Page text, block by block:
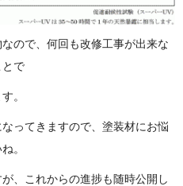
ので、何回も改修工事が出来な
とで
。
ってきますので、塗装材にお悩
。
、これからの進捗も随時公開し